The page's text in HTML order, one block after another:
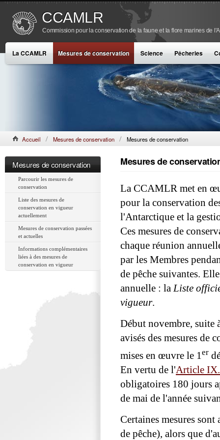
CCAMLR
Commission pour la conservation de la faune et la flore marines de
La CCAMLR Mesures de conservation Science Pêcheries
Accueil Mesures de conservation Mesures de conservation
Mesures de conservation
Parcourir les mesures de
conservation
Liste des mesures de
conservation en vigueur
actuellement
Mesures de conservation passées
et actuelles
Informations complémentaires
liées à des mesures de
conservation en vigueur
Mesures de
La CCAMLR met en
pour la conservation
l'Antarctique et la
Ces mesures de
chaque réunion
par les Membres
de pêche suivantes.
annuelle : la Liste
vigueur.
Début novembre, suite
avisés des mesures de
mises en œuvre le 1 er
En vertu de l'Article
obligatoires 180 jours
de mai de l'année
Certaines mesures
de pêche), alors que